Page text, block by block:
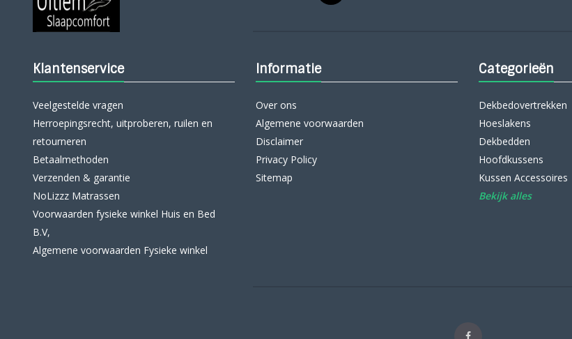
Klantenservice
Veelgestelde vragen
Herroepingsrecht, uitproberen, ruilen en
retourneren
Betaalmethoden
Verzenden & garantie
NoLizzz Matrassen
Voorwaarden fysieke winkel Huis en Bed
B.V,
Algemene voorwaarden Fysieke winkel
Informatie
Over ons
Algemene voorwaarden
Disclaimer
Privacy Policy
Sitemap
Categorieën
Dekbedovertrekken
Hoeslakens
Dekbedden
Hoofdkussens
Kussen Accessoires
Bekijk alles